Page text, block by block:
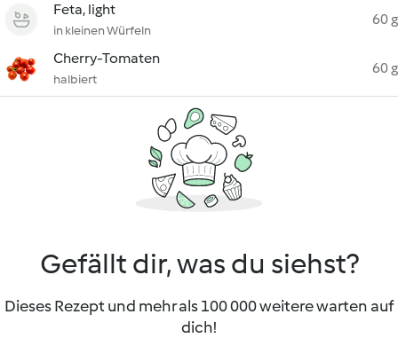
Feta, light
in kleinen Würfeln
60 g
Cherry-Tomaten
halbiert
60 g
Gefällt dir, was du siehst?
Dieses Rezept und mehr als 100 000 weitere warten auf
dich!